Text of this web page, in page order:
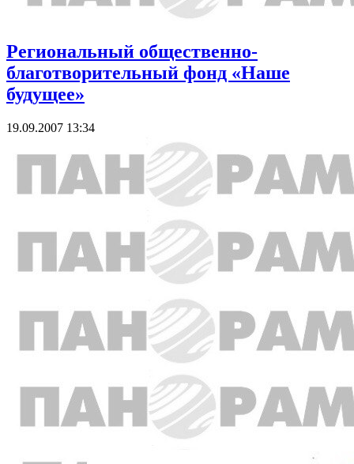
Региональный общественно-
благотворительный фонд «Наше
будущее»
19.09.2007 13:34